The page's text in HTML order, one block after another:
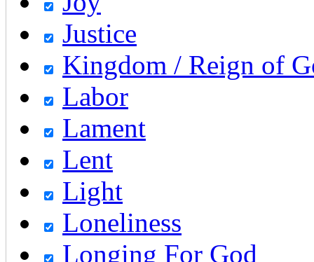
Justice
Kingdom / Reign of
Labor
Lament
Lent
Light
Loneliness
Longing For God